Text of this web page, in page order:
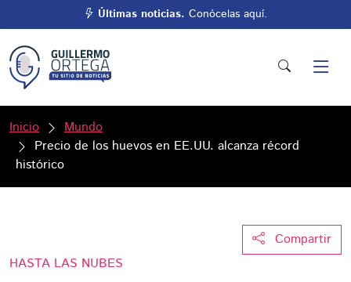
Últimas noticias. Conócelas aquí.
Inicio
Mundo
Precio de los huevos en EE.UU. alcanza récord
histórico
Compartir
HASTA LAS NUBES